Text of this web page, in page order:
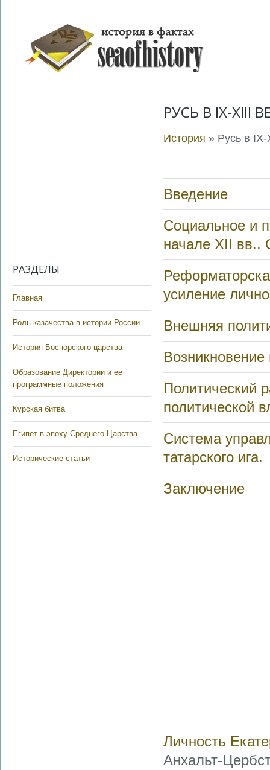
РАЗДЕЛЫ
Главная
Роль казачества в истории России
История Боспорского царства
Образование Директории и ее
программные положения
Курская битва
Египет в эпоху Среднего Царства
Исторические статьи
РУСЬ В IX-XIII
История » Русь в IX-
Введение
Социальное и
начале XII вв..
усиление
Внешняя
Возникновение
Политический
политической
Система
татарского ига.
Заключение
Личность
Анхальт-